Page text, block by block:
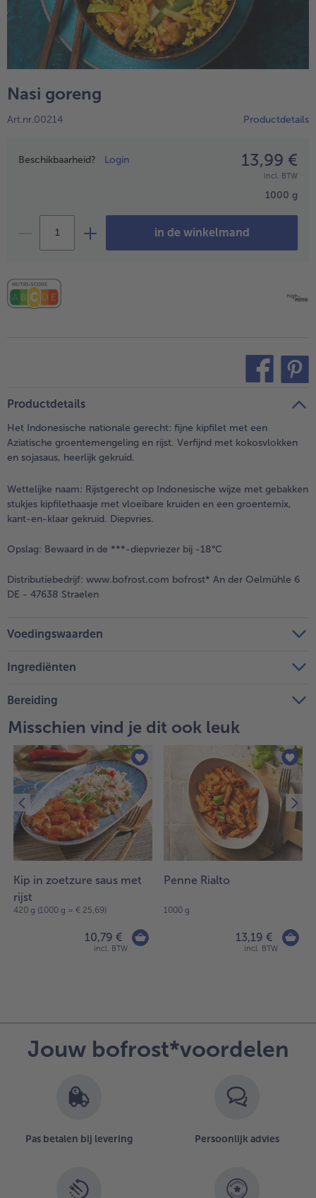
- 5 € bij aankoop van 7 maaltijden naar keuze
Nasi goreng
Art.nr.00214 Productdetails
Prijsopgave
Beschikbaarheid? Login 13,99 €
incl. BTW
1000 g
in de winkelmand
Productdetails
Het Indonesische nationale gerecht: fijne kipfilet met een
Aziatische groentemengeling en rijst. Verfijnd met kokosvlokken
en sojasaus, heerlijk gekruid.
Wettelijke naam: Rijstgerecht op Indonesische wijze met gebakken
stukjes kipfilethaasje met vloeibare kruiden en een groentemix,
kant-en-klaar gekruid. Diepvries.
Opslag: Bewaard in de ***-diepvriezer bij -18°C
Distributiebedrijf: www.bofrost.com bofrost* An der Oelmühle 6
DE - 47638 Straelen
Voedingswaarden
Ingrediënten
Bereiding
Misschien vind je dit ook leuk
Kip in zoetzure saus met
rijst
420 g (1000 g = € 25,69)
10,79 €
incl. BTW
Penne Rialto
1000 g
13,19 €
incl. BTW
Jouw bofrost*voordelen
Pas betalen bij levering Persoonlijk advies